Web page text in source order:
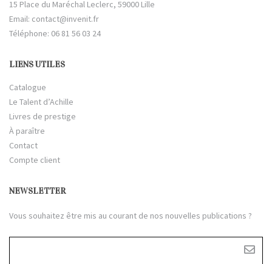
15 Place du Maréchal Leclerc, 59000 Lille
Email: contact@invenit.fr
Téléphone: 06 81 56 03 24
LIENS UTILES
Catalogue
Le Talent d’Achille
Livres de prestige
À paraître
Contact
Compte client
NEWSLETTER
Vous souhaitez être mis au courant de nos nouvelles publications ?